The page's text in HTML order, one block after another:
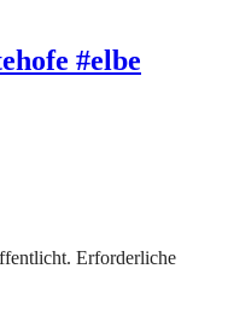
#elbe
Erforderliche